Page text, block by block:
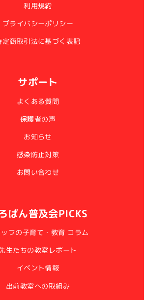
利用規約
プライバシーポリシー
定商取引法に基づく表記
サポート
よくある質問
保護者の声
お知らせ
感染防止対策
お問い合わせ
ばん普及会PICKS
フの子育て・教育 コラム
生たちの教室レポート
イベント情報
出前教室への取組み